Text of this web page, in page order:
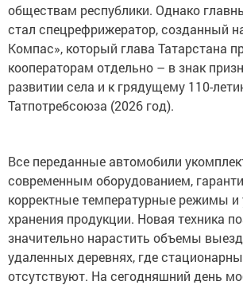
обществам республики. Однако
стал спецрефрижератор, созданный
Компас», который глава Татарстана
кооператорам отдельно – в знак
развитии села и к грядущему 110-
Татпотребсоюза (2026 год).
Все переданные автомобили
современным оборудованием,
корректные температурные режимы и
хранения продукции. Новая техника
значительно нарастить объемы
удаленных деревнях, где
отсутствуют. На сегодняшний день